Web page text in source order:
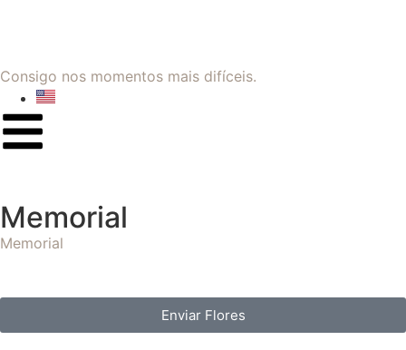
Consigo nos momentos mais difíceis.
Memorial
Memorial
Enviar Flores